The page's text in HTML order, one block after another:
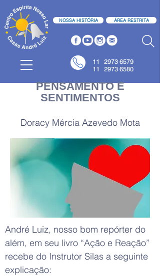
NOSSA HISTÓRIA ÁREA RESTRITA
11 2973 6579
11 2973 6580
PENSAMENTO E
SENTIMENTOS
Doracy Mércia Azevedo Mota
André Luiz, nosso bom repórter do
além, em seu livro “Ação e Reação”
recebe do Instrutor Silas a seguinte
explicação: